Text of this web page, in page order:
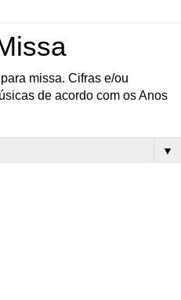
missa. Cifras e/ou
de acordo com os Anos
▼